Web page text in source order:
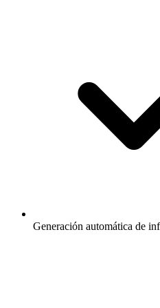
Generación automática de